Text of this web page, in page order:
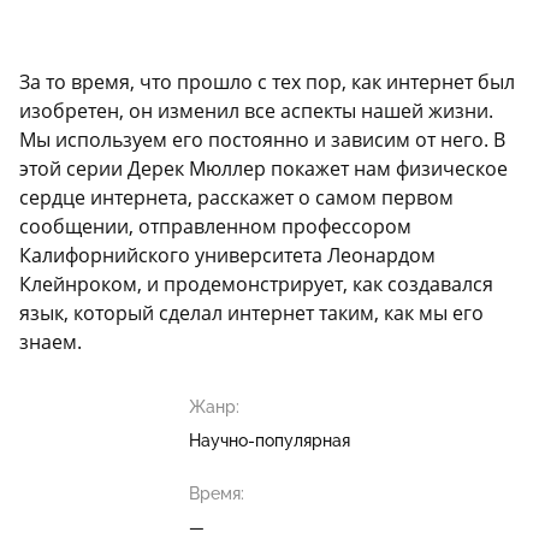
За то время, что прошло с тех пор, как интернет был
изобретен, он изменил все аспекты нашей жизни.
Мы используем его постоянно и зависим от него. В
этой серии Дерек Мюллер покажет нам физическое
сердце интернета, расскажет о самом первом
сообщении, отправленном профессором
Калифорнийского университета Леонардом
Клейнроком, и продемонстрирует, как создавался
язык, который сделал интернет таким, как мы его
знаем.
Жанр:
Научно-популярная
Время:
—